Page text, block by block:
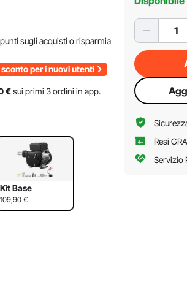
punti sugli acquisti o risparmia
sconto per i nuovi utenti
€sui primi 3 ordini in app.
Kit Base
109,90 €
Resi
Servizio